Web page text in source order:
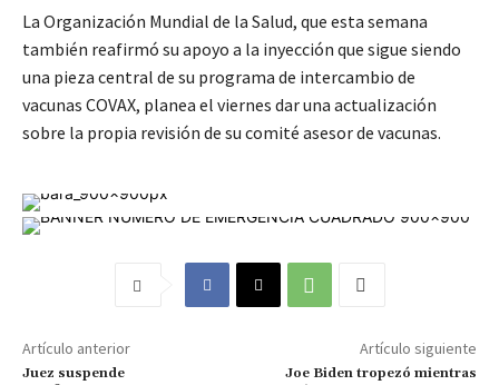
La Organización Mundial de la Salud, que esta semana
también reafirmó su apoyo a la inyección que sigue siendo
una pieza central de su programa de intercambio de
vacunas COVAX, planea el viernes dar una actualización
sobre la propia revisión de su comité asesor de vacunas.
Artículo anterior
Juez suspende
Artículo siguiente
Joe Biden tropezó mientras